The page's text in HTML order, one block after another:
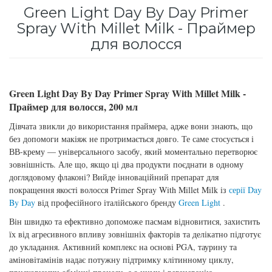
Green Light Day By Day Primer
Spray With Millet Milk - Праймер
для волосся
Green Light Day By Day Primer Spray With Millet Milk -
Праймер для волосся, 200 мл
Дівчата звикли до використання праймера, адже вони знають, що
без допомоги макіяж не протримається довго. Те саме стосується і
ВВ-крему — універсального засобу, який моментально перетворює
зовнішність. Але що, якщо ці два продукти поєднати в одному
доглядовому флаконі? Вийде інноваційний препарат для
покращення якості волосся Primer Spray With Millet Milk із серії Day
By Day від професійного італійського бренду Green Light .
Він швидко та ефективно допоможе пасмам відновитися, захистить
їх від агресивного впливу зовнішніх факторів та делікатно підготує
до укладання. Активний комплекс на основі PGA, таурину та
аміновітамінів надає потужну підтримку клітинному циклу,
Кошти від лупи
Сироватка, флюїд для волосся
для інтенсивного зволоження
Subtil Color Lab Instant Detox - Серія детокс
кучерявого волосся
Subtil Color Lab Regeneration Absolue – Серія
для відновлення волосся
Subtil Color Lab Volume Intense – Серія для
об'єму тонкого волосся
Subtil Design - Серія стайлінг та ніжний
догляд
Subtil Design Lab - Серія для максимального
Revlon Professional
Schwarzkopf Professional
Sezavi
Subrina Professional
Subtil
Technique
Termix
Tico Professional